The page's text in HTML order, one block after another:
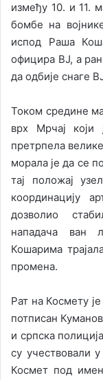
између 10. и 11.
бомбе на
испод Раша
официра ВЈ, а
да одбије снаге
Током средине
врх Мрчај
претрпела
морала је да се
тај положај
координацију
дозволио
нападача ван
Кошарима
промена.
Рат на Космету
потписан
и српска
су учествовали
Космет под